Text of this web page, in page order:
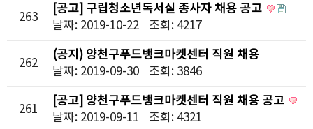
263
[공고] 구립청소년독서실 종사자 채용 공고
날짜: 2019-10-22
조회: 4217
262
(공지) 양천구푸드뱅크마켓센터 직원 채용
최종합격자 발표
날짜: 2019-09-30 조회: 3846
261
[공고] 양천구푸드뱅크마켓센터 직원 채용 공고
날짜: 2019-09-11
조회: 4321